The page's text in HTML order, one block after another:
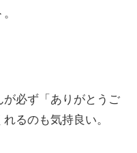
必ず「ありがとうご
るのも気持良い。